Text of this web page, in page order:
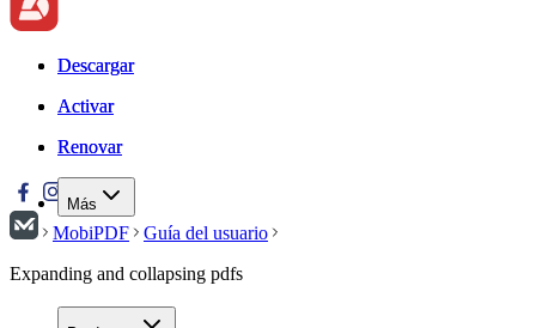
Descargar
Activar
Renovar
Más
Descargar
Activar
Renovar
MobiPDF
Guía del usuario
Expanding and collapsing pdfs